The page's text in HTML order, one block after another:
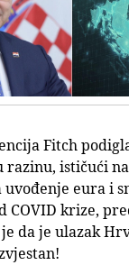
Fitch
razinu, ističući
eura i
COVID krize,
da je ulazak